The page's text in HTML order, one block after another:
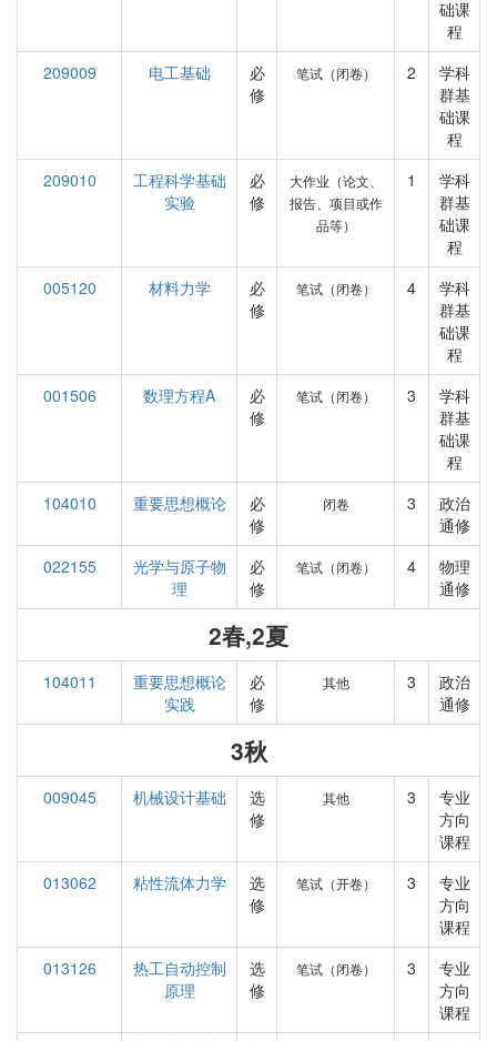
础课
程
209009
电工基础
必
修
笔试（闭卷） 2
学科
群基
础课
程
209010
工程科学基础
实验
必
修
大作业（论文、
报告、项目或作
品等）
1
学科
群基
础课
程
005120
材料力学
必
修
笔试（闭卷） 4
学科
群基
础课
程
001506
数理方程A
必
修
笔试（闭卷） 3
学科
群基
础课
程
104010
重要思想概论
必
修
闭卷 3
政治
通修
022155
光学与原子物
理
必
修
笔试（闭卷） 4
物理
通修
2春,2夏
104011
重要思想概论
实践
必
修
其他 3
政治
通修
3秋
009045 机械设计基础
选
修
其他 3
专业
方向
课程
013062
粘性流体力学
选
修
笔试（开卷） 3
专业
方向
课程
013126
热工自动控制
原理
选
修
笔试（闭卷） 3
专业
方向
课程